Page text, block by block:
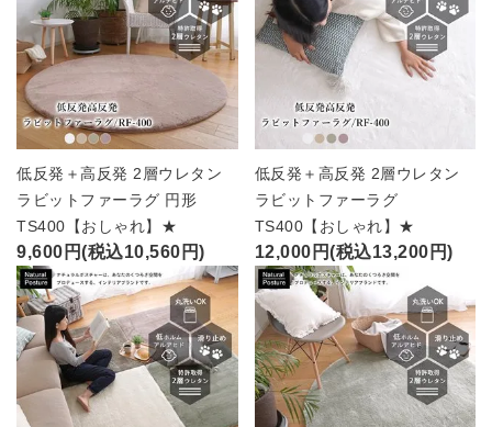
低反発＋高反発 2層ウレタン
ラビットファーラグ 円形
TS400【おしゃれ】★
9,600円(税込10,560円)
低反発＋高反発 2層ウレタン
ラビットファーラグ
TS400【おしゃれ】★
12,000円(税込13,200円)